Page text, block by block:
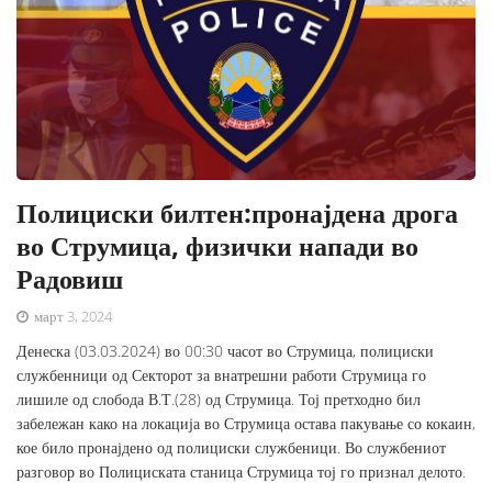
Полициски билтен:пронајдена дрога
во Струмица, физички напади во
Радовиш
март 3, 2024
Денеска (03.03.2024) во 00:30 часот во Струмица, полициски
службенници од Секторот за внатрешни работи Струмица го
лишиле од слобода В.Т.(28) од Струмица. Тој претходно бил
забележан како на локација во Струмица остава пакување со кокаин,
кое било пронајдено од полициски службеници. Во службениот
разговор во Полициската станица Струмица тој го признал делото.